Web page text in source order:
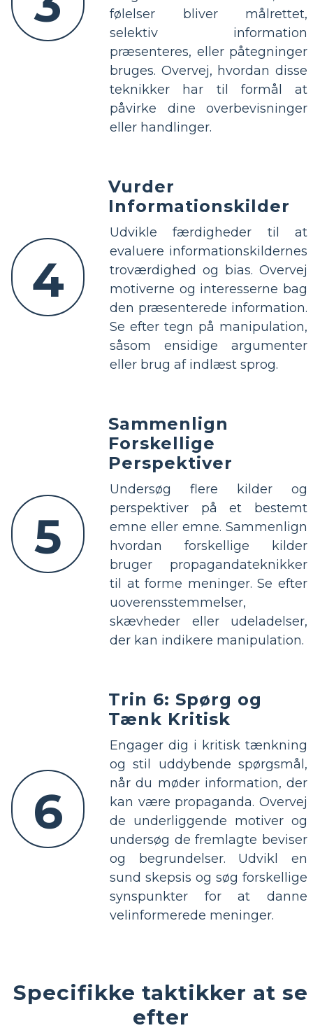
følelser bliver målrettet,
selektiv information
præsenteres, eller påtegninger
bruges. Overvej, hvordan disse
teknikker har til formål at
påvirke dine overbevisninger
eller handlinger.
4
Vurder
Informationskilder
Udvikle færdigheder til at
evaluere informationskildernes
troværdighed og bias. Overvej
motiverne og interesserne bag
den præsenterede information.
Se efter tegn på manipulation,
såsom ensidige argumenter
eller brug af indlæst sprog.
5
Sammenlign
Forskellige
Perspektiver
Undersøg flere kilder og
perspektiver på et bestemt
emne eller emne. Sammenlign
hvordan forskellige kilder
bruger propagandateknikker
til at forme meninger. Se efter
uoverensstemmelser,
skævheder eller udeladelser,
der kan indikere manipulation.
6
Trin 6: Spørg og
Tænk Kritisk
Engager dig i kritisk tænkning
og stil uddybende spørgsmål,
når du møder information, der
kan være propaganda. Overvej
de underliggende motiver og
undersøg de fremlagte beviser
og begrundelser. Udvikl en
sund skepsis og søg forskellige
synspunkter for at danne
velinformerede meninger.
Specifikke taktikker at se
efter